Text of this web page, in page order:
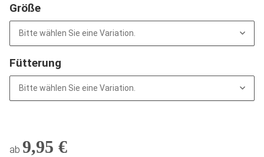
Größe
Bitte wählen Sie eine Variation.
Fütterung
Bitte wählen Sie eine Variation.
ab 9,95 €